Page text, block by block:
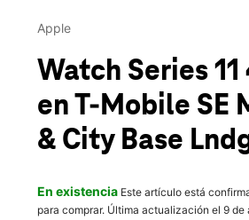
Sáb.:
3207 SE Military Dr 103 San Antonio,
Apple
Watch Series
en T-Mobile SE
& City Base
En existencia Este artículo está
para comprar. Última actualización el 9 de